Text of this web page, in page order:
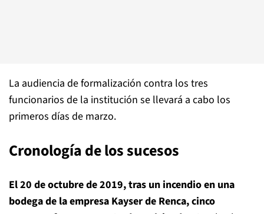
La audiencia de formalización contra los tres
funcionarios de la institución se llevará a cabo los
primeros días de marzo.
Cronología de los sucesos
El 20 de octubre de 2019, tras un incendio en una
bodega de la empresa Kayser de Renca, cinco